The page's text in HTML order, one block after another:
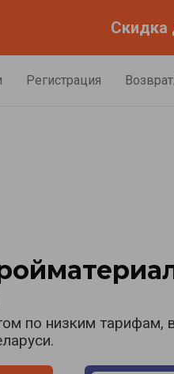
Скидка
Регистрация
по низким тарифам,